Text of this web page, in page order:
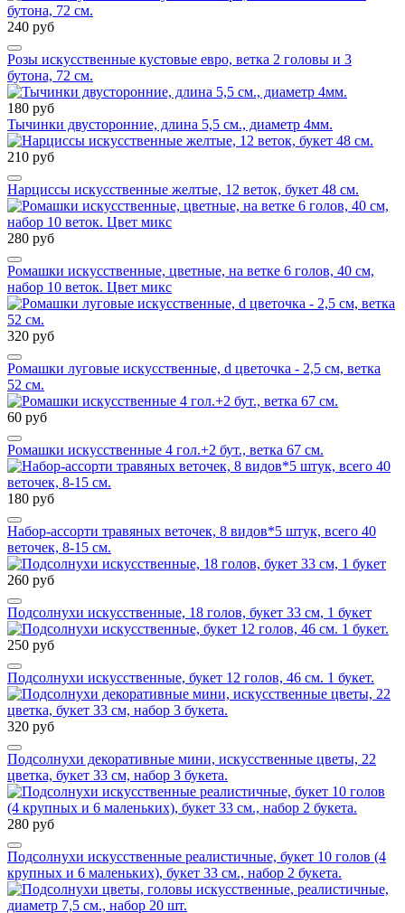
240 руб
Розы искусственные кустовые евро, ветка 2 головы и 3
бутона, 72 см.
180 руб
Тычинки двусторонние, длина 5,5 см., диаметр 4мм.
210 руб
Нарциссы искусственные желтые, 12 веток, букет 48 см.
280 руб
Ромашки искусственные, цветные, на ветке 6 голов, 40 см,
набор 10 веток. Цвет микс
320 руб
Ромашки луговые искусственные, d цветочка - 2,5 см, ветка
52 см.
60 руб
Ромашки искусственные 4 гол.+2 бут., ветка 67 см.
180 руб
Набор-ассорти травяных веточек, 8 видов*5 штук, всего 40
веточек, 8-15 см.
260 руб
Подсолнухи искусственные, 18 голов, букет 33 см, 1 букет
250 руб
Подсолнухи искусственные, букет 12 голов, 46 см. 1 букет.
320 руб
Подсолнухи декоративные мини, искусственные цветы, 22
цветка, букет 33 см, набор 3 букета.
280 руб
Подсолнухи искусственные реалистичные, букет 10 голов (4
крупных и 6 маленьких), букет 33 см., набор 2 букета.